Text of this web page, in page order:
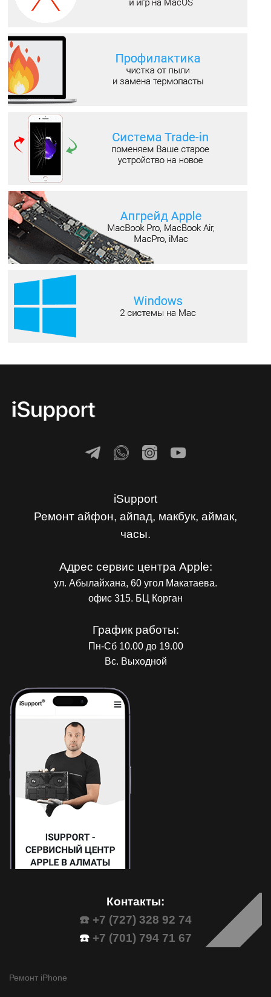
iSupport
Ремонт айфон, айпад, макбук, аймак,
часы.
Адрес сервис центра Apple:
ул. Абылайхана, 60 угол Макатаева.
офис 315. БЦ Корган
График работы:
Пн-Сб 10.00 до 19.00
Вс. Выходной
Контакты:
☎️ +7 (727) 328 92 74
☎️ +7 (701) 794 71 67
Ремонт iPhone